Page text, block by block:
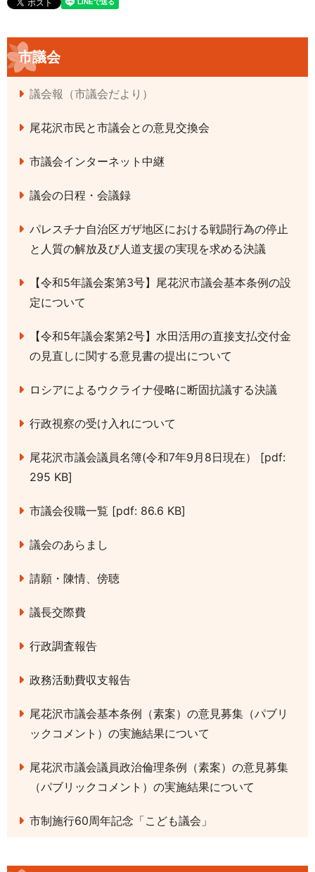
市議会
議会報（市議会だより）
尾花沢市民と市議会との意見交換会
市議会インターネット中継
議会の日程・会議録
パレスチナ自治区ガザ地区における戦闘行為の停止
と人質の解放及び人道支援の実現を求める決議
【令和5年議会案第3号】尾花沢市議会基本条例の設
定について
【令和5年議会案第2号】水田活用の直接支払交付金
の見直しに関する意見書の提出について
ロシアによるウクライナ侵略に断固抗議する決議
行政視察の受け入れについて
尾花沢市議会議員名簿(令和7年9月8日現在） [pdf:
295 KB]
市議会役職一覧 [pdf: 86.6 KB]
議会のあらまし
請願・陳情、傍聴
議長交際費
行政調査報告
政務活動費収支報告
尾花沢市議会基本条例（素案）の意見募集（パブリ
ックコメント）の実施結果について
尾花沢市議会議員政治倫理条例（素案）の意見募集
（パブリックコメント）の実施結果について
市制施行60周年記念「こども議会」